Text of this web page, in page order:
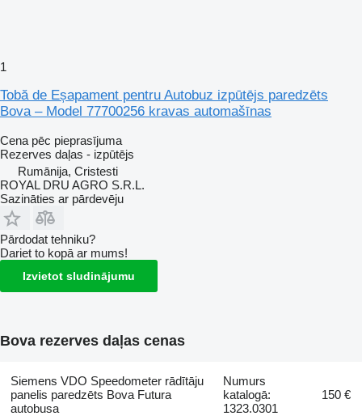
1
Tobă de Eșapament pentru Autobuz izpūtējs paredzēts
Bova – Model 77700256 kravas automašīnas
Cena pēc pieprasījuma
Rezerves daļas - izpūtējs
Rumānija, Cristesti
ROYAL DRU AGRO S.R.L.
Sazināties ar pārdevēju
Pārdodat tehniku?
Dariet to kopā ar mums!
Izvietot sludinājumu
Bova rezerves daļas cenas
Siemens VDO Speedometer rādītāju
panelis paredzēts Bova Futura
autobusa
Numurs
katalogā:
1323.0301
150 €